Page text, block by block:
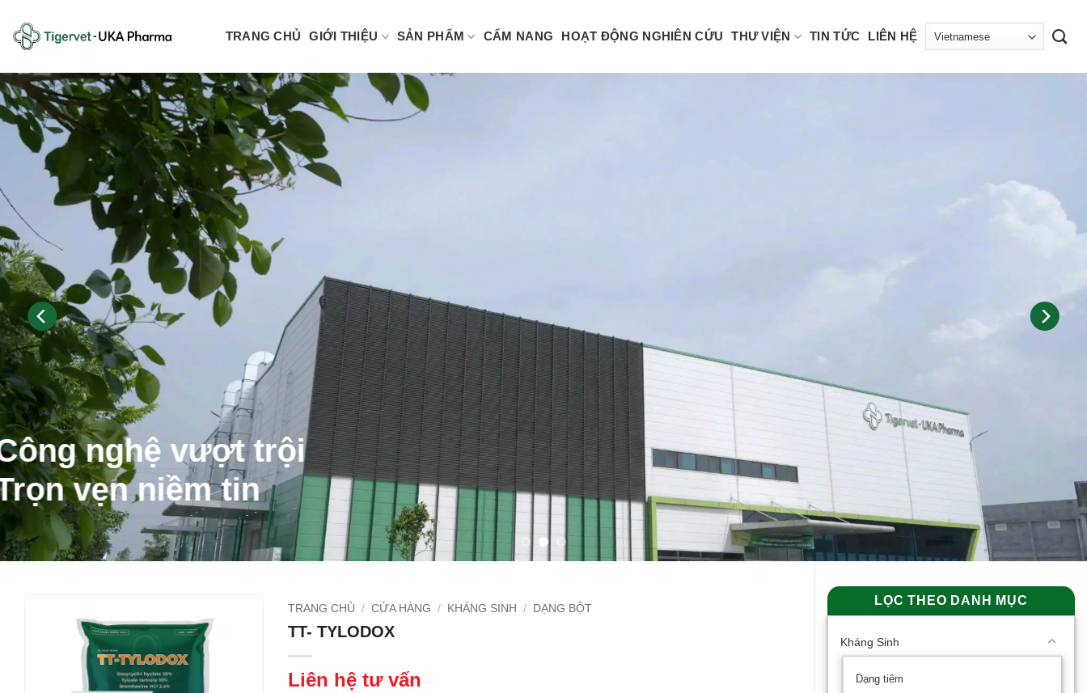
qua
dung
TRANG CHỦ GIỚI THIỆU SẢN PHẨM CẨM NANG HOẠT ĐỘNG NGHIÊN CỨU THƯ VIỆN TIN TỨC LIÊN HỆ
Công nghệ vượt trội
Trọn vẹn niềm tin
LỌC THEO DANH MỤC
Kháng Sinh
Dạng tiêm
TRANG CHỦ / CỬA HÀNG / KHÁNG SINH / DẠNG BỘT
TT- TYLODOX
Liên hệ tư vấn